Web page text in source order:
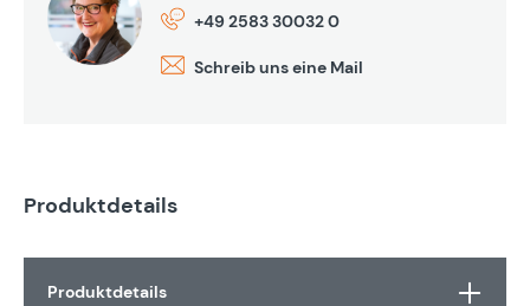
+49 2583 30032 0
Schreib uns eine Mail
Produktdetails
Produktdetails